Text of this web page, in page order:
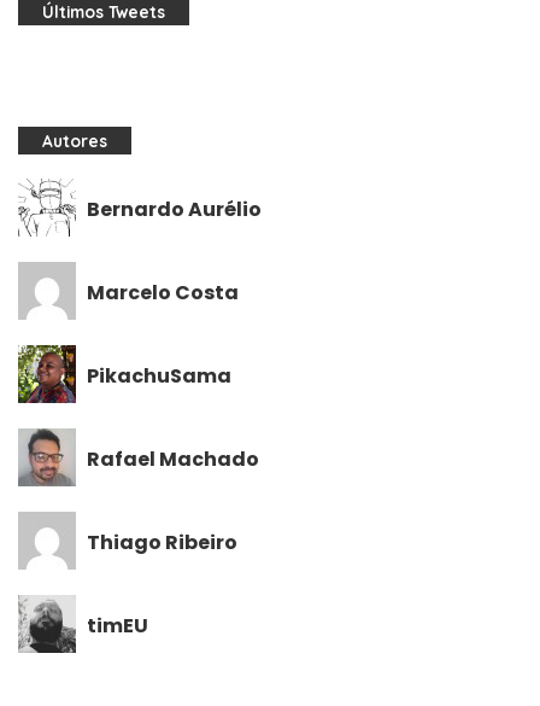
Últimos Tweets
Autores
Bernardo Aurélio
Marcelo Costa
PikachuSama
Rafael Machado
Thiago Ribeiro
timEU